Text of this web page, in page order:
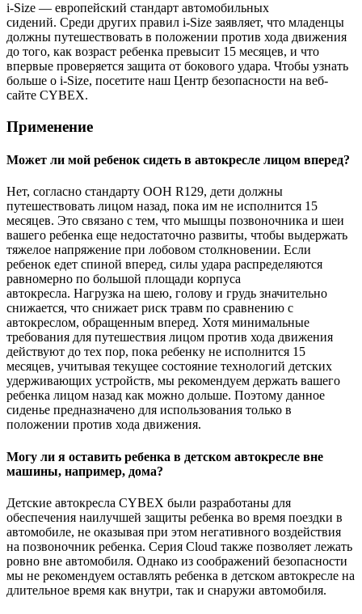
i-Size — европейский стандарт автомобильных
сидений. Среди других правил i-Size заявляет, что младенцы
должны путешествовать в положении против хода движения
до того, как возраст ребенка превысит 15 месяцев, и что
впервые проверяется защита от бокового удара. Чтобы узнать
больше о i-Size, посетите наш Центр безопасности на веб-
сайте CYBEX.
Применение
Может ли мой ребенок сидеть в автокресле лицом вперед?
Нет, согласно стандарту ООН R129, дети должны
путешествовать лицом назад, пока им не исполнится 15
месяцев. Это связано с тем, что мышцы позвоночника и шеи
вашего ребенка еще недостаточно развиты, чтобы выдержать
тяжелое напряжение при лобовом столкновении. Если
ребенок едет спиной вперед, силы удара распределяются
равномерно по большой площади корпуса
автокресла. Нагрузка на шею, голову и грудь значительно
снижается, что снижает риск травм по сравнению с
автокреслом, обращенным вперед. Хотя минимальные
требования для путешествия лицом против хода движения
действуют до тех пор, пока ребенку не исполнится 15
месяцев, учитывая текущее состояние технологий детских
удерживающих устройств, мы рекомендуем держать вашего
ребенка лицом назад как можно дольше. Поэтому данное
сиденье предназначено для использования только в
положении против хода движения.
Могу ли я оставить ребенка в детском автокресле вне
машины, например, дома?
Детские автокресла CYBEX были разработаны для
обеспечения наилучшей защиты ребенка во время поездки в
автомобиле, не оказывая при этом негативного воздействия
на позвоночник ребенка. Серия Cloud также позволяет лежать
ровно вне автомобиля. Однако из соображений безопасности
мы не рекомендуем оставлять ребенка в детском автокресле на
длительное время как внутри, так и снаружи автомобиля.